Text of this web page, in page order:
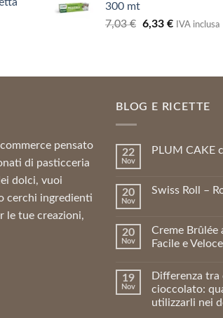
8,09 €.7,28 €.
300 mt
7,03€ Il
6,33 €IlIVA inclusa
pensato
di pasticceria
dolci, vuoi
cerchi ingredienti
le tue creazioni,
BLOG E RICETTE
22
Nov
PLUM CAKE
20
Nov
Swiss Roll –
20
Nov
Creme Brûlée
Facile e Veloce
19
Nov
Differenza tra
cioccolato:
utilizzarli nei